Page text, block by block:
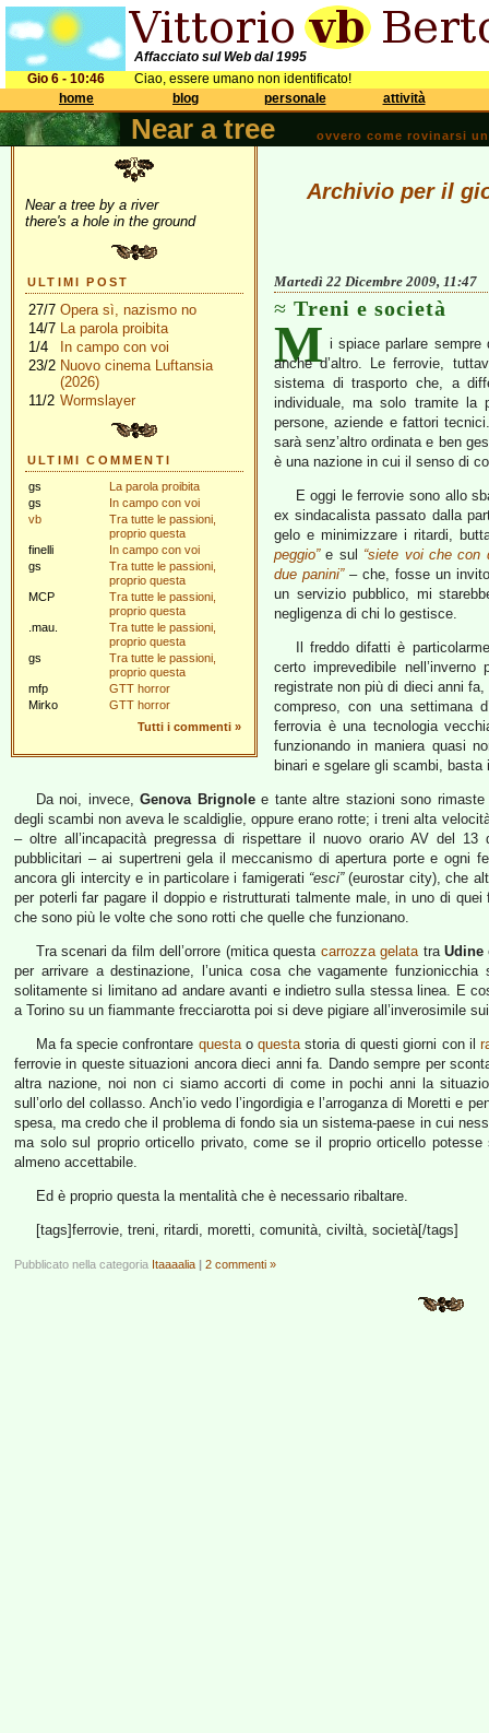
Affacciato sul Web dal 1995
Gio 6 - 10:46
Ciao, essere umano non identificato!
home
blog personale attività
Near a tree ovvero come rovinarsi
Near a tree by a river
there's a hole in the ground
ULTIMI POST
27/7 Opera sì, nazismo no
14/7 La parola proibita
1/4
In campo con voi
23/2 Nuovo cinema Luftansia
(2026)
11/2 Wormslayer
ULTIMI COMMENTI
gs
La parola proibita
gs
In campo con voi
vb
Tra tutte le passioni,
proprio questa
finelli
In campo con voi
gs
Tra tutte le passioni,
proprio questa
MCP
Tra tutte le passioni,
proprio questa
.mau.
Tra tutte le passioni,
proprio questa
gs
Tra tutte le passioni,
proprio questa
mfp
GTT horror
Mirko
GTT horror
Tutti i commenti »
Archivio per il
Martedì 22 Dicembre 2009, 11:47
Treni e società
M i spiace parlare sempre
anche d’altro. Le ferrovie,
sistema di trasporto che, a
individuale, ma solo tramite la
persone, aziende e fattori
sarà senz’altro ordinata e ben
è una nazione in cui il senso di
E oggi le ferrovie sono allo
ex sindacalista passato dalla
gelo e minimizzare i ritardi,
peggio”e sul “siete voi che con
due panini”– che, fosse un invito
un servizio pubblico, mi
negligenza di chi lo gestisce.
Il freddo difatti è
certo imprevedibile
registrate non più di dieci anni
compreso, con una settimana
ferrovia è una tecnologia
funzionando in maniera quasi
binari e sgelare gli scambi, basta
Da noi, invece,Genova Brignolee tante altre stazioni sono rimaste
degli scambi non aveva le scaldiglie, oppure erano rotte; i treni alta
– oltre all’incapacità pregressa di rispettare il nuovo orario AV del
pubblicitari – ai supertreni gela il meccanismo di apertura porte e ogni
ancora gli intercity e in particolare i famigerati “esci”(eurostar city), che
per poterli far pagare il doppio e ristrutturati talmente male, in uno di
che sono più le volte che sono rotti che quelle che funzionano.
Tra scenari da film dell’orrore (mitica questa carrozza gelatatraUdine
per arrivare a destinazione, l’unica cosa che vagamente
solitamente si limitano ad andare avanti e indietro sulla stessa linea. E
a Torino su un fiammante frecciarotta poi si deve pigiare all’inverosimile
Ma fa specie confrontare questaoquestastoria di questi giorni con il
ferrovie in queste situazioni ancora dieci anni fa. Dando sempre per
altra nazione, noi non ci siamo accorti di come in pochi anni la
sull’orlo del collasso. Anch’io vedo l’ingordigia e l’arroganza di Moretti e
spesa, ma credo che il problema di fondo sia un sistema-paese in cui
ma solo sul proprio orticello privato, come se il proprio orticello
almeno accettabile.
Ed è proprio questa la mentalità che è necessario ribaltare.
[tags]ferrovie, treni, ritardi, moretti, comunità, civiltà, società[/tags]
Pubblicato nella categoria Itaaaalia | 2 commenti »